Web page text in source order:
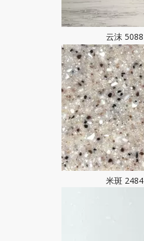
云沫 5088
米斑 2484